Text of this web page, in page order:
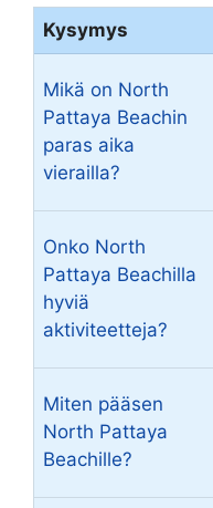
Kysymys
Mikä on North
Pattaya Beachin
paras aika
vierailla?
Onko North
Pattaya Beachilla
hyviä
aktiviteetteja?
Miten pääsen
North Pattaya
Beachille?